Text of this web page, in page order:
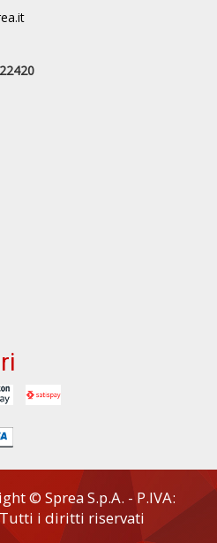
© Sprea S.p.A. - P.IVA:
i diritti riservati